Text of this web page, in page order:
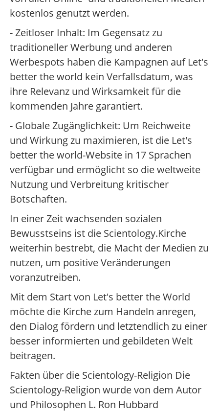
kostenlos genutzt werden.
- Zeitloser Inhalt: Im Gegensatz zu
traditioneller Werbung und anderen
Werbespots haben die Kampagnen auf Let's
better the world kein Verfallsdatum, was
ihre Relevanz und Wirksamkeit für die
kommenden Jahre garantiert.
- Globale Zugänglichkeit: Um Reichweite
und Wirkung zu maximieren, ist die Let's
better the world-Website in 17 Sprachen
verfügbar und ermöglicht so die weltweite
Nutzung und Verbreitung kritischer
Botschaften.
In einer Zeit wachsenden sozialen
Bewusstseins ist die Scientology.Kirche
weiterhin bestrebt, die Macht der Medien zu
nutzen, um positive Veränderungen
voranzutreiben.
Mit dem Start von Let's better the World
möchte die Kirche zum Handeln anregen,
den Dialog fördern und letztendlich zu einer
besser informierten und gebildeten Welt
beitragen.
Fakten über die Scientology-Religion Die
Scientology-Religion wurde von dem Autor
und Philosophen L. Ron Hubbard